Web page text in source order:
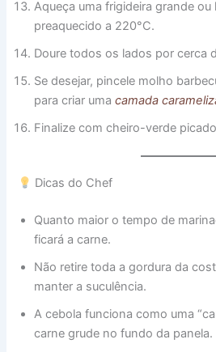
Aqueça uma frigideira grande
preaquecido a 220°C.
Doure todos os lados por cerca
Se desejar, pincele molho
para criar umacamada
Finalize com cheiro-verde
Dicas do Chef
Quanto maior o tempo de
ficará a carne.
Não retire toda a gordura da
manter a suculência.
A cebola funciona como uma
carne grude no fundo da panela.